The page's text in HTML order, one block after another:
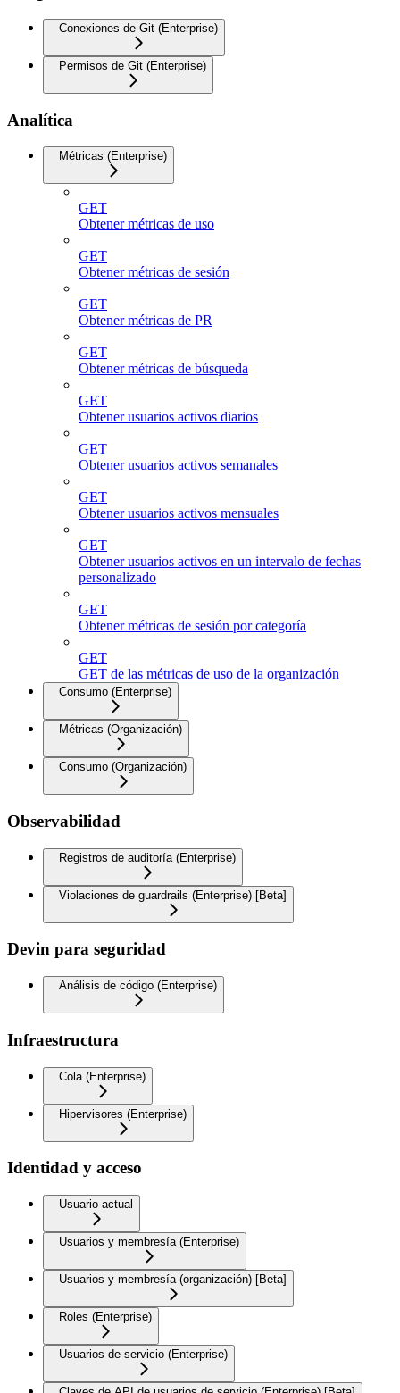
Conexiones de Git (Enterprise)
Permisos de Git (Enterprise)
Analítica
Métricas (Enterprise)
GET
Obtener métricas de uso
GET
Obtener métricas de sesión
GET
Obtener métricas de PR
GET
Obtener métricas de búsqueda
GET
Obtener usuarios activos diarios
GET
Obtener usuarios activos semanales
GET
Obtener usuarios activos mensuales
GET
Obtener usuarios activos en un intervalo de fechas
personalizado
GET
Obtener métricas de sesión por categoría
GET
GET de las métricas de uso de la organización
Consumo (Enterprise)
Métricas (Organización)
Consumo (Organización)
Observabilidad
Registros de auditoría (Enterprise)
Violaciones de guardrails (Enterprise) [Beta]
Devin para seguridad
Análisis de código (Enterprise)
Infraestructura
Cola (Enterprise)
Hipervisores (Enterprise)
Identidad y acceso
Usuario actual
Usuarios y membresía (Enterprise)
Usuarios y membresía (organización) [Beta]
Roles (Enterprise)
Usuarios de servicio (Enterprise)